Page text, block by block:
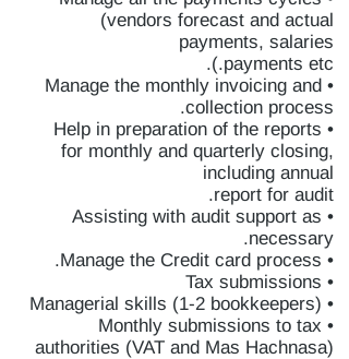
(vendors forecast and actual
payments, salaries
payments etc.).
• Manage the monthly invoicing and
collection process.
• Help in preparation of the reports
for monthly and quarterly closing,
including annual
report for audit.
• Assisting with audit support as
necessary.
• Manage the Credit card process.
• Tax submissions
• Managerial skills (1-2 bookkeepers)
• Monthly submissions to tax
authorities (VAT and Mas Hachnasa)